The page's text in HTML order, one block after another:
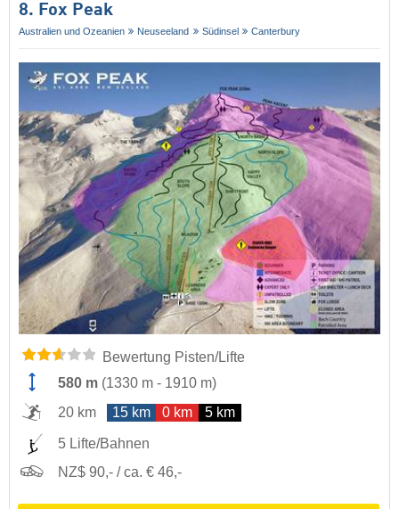
8. Fox Peak
Australien und Ozeanien Neuseeland Südinsel Canterbury
Bewertung Pisten/Lifte
580 m (1330 m - 1910 m)
20 km
15 km 0 km 5 km
5 Lifte/Bahnen
NZ$ 90,- / ca. € 46,-